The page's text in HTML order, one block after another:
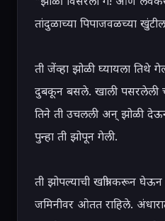
तांदुळाच्या पिपाजवळच्या
ती जेंव्हा झोळी घ्यायला तिथे
दुबकून बसले. खाली पसरलेली
तिने ती उचलली अन् झोळी
पुन्हा ती झोपून गेली.
ती झोपल्याची खात्री करून
जमिनीवर ओतत राहिले.